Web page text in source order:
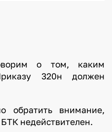
о том, каким
320н должен
обратить внимание,
недействителен.